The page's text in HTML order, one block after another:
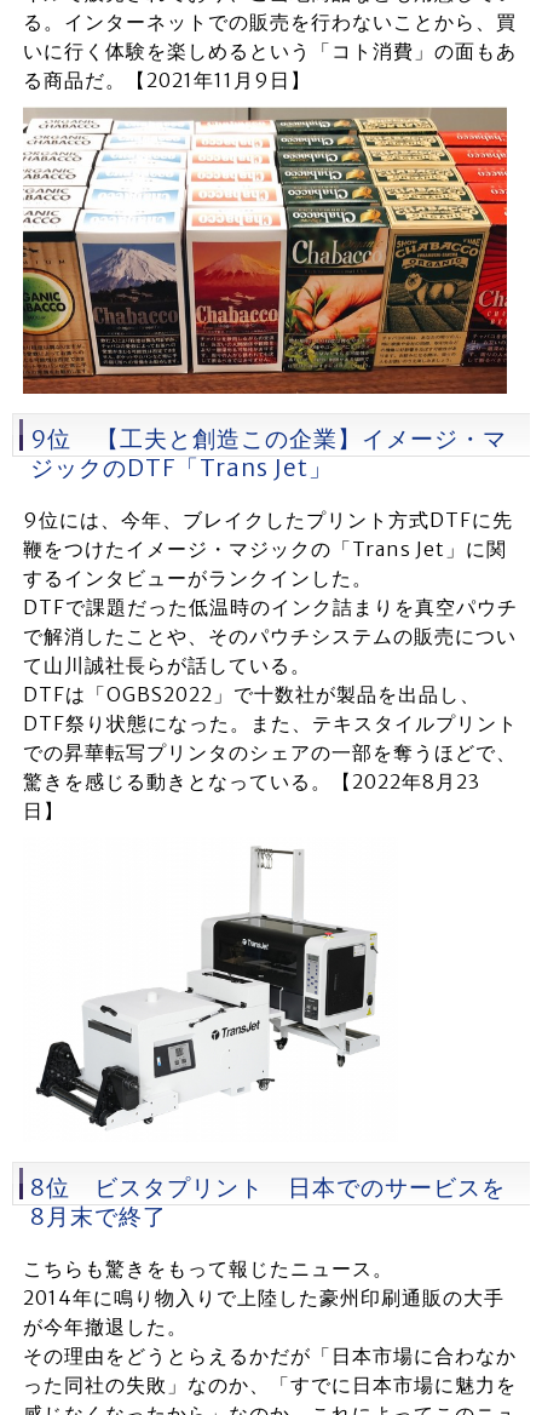
る。インターネットでの販売を行わないことから、買
いに行く体験を楽しめるという「コト消費」の面もあ
る商品だ。【2021年11月9日】
9位 【工夫と創造この企業】イメージ・マ
ジックのDTF「Trans Jet」
9位には、今年、ブレイクしたプリント方式DTFに先
鞭をつけたイメージ・マジックの「Trans Jet」に関
するインタビューがランクインした。
DTFで課題だった低温時のインク詰まりを真空パウチ
で解消したことや、そのパウチシステムの販売につい
て山川誠社長らが話している。
DTFは「OGBS2022」で十数社が製品を出品し、
DTF祭り状態になった。また、テキスタイルプリント
での昇華転写プリンタのシェアの一部を奪うほどで、
驚きを感じる動きとなっている。【2022年8月23
日】
8位 ビスタプリント 日本でのサービスを
8月末で終了
こちらも驚きをもって報じたニュース。
2014年に鳴り物入りで上陸した豪州印刷通販の大手
が今年撤退した。
その理由をどうとらえるかだが「日本市場に合わなか
った同社の失敗」なのか、「すでに日本市場に魅力を